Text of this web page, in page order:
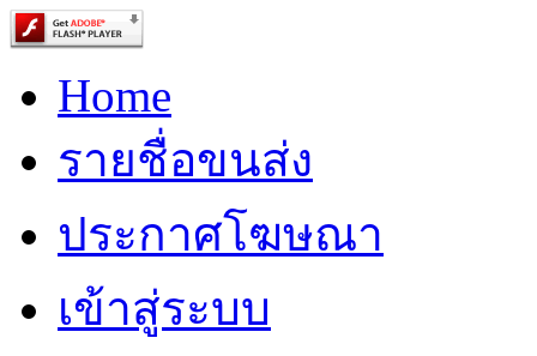
Home
รายชื่อขนส่ง
ประกาศโฆษณา
เข้าสู่ระบบ